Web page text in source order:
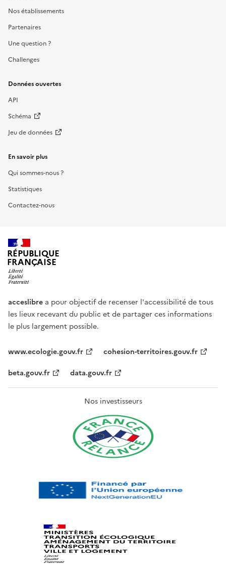
Nos établissements
Partenaires
Une question ?
Challenges
Données ouvertes
API
Schéma
Jeu de données
En savoir plus
Qui sommes-nous ?
Statistiques
Contactez-nous
RÉPUBLIQUE
FRANÇAISE
acceslibre a pour objectif de recenser l'accessibilité de tous
les lieux recevant du public et de partager ces informations
le plus largement possible.
www.ecologie.gouv.fr
cohesion-territoires.gouv.fr
beta.gouv.fr
data.gouv.fr
Nos investisseurs